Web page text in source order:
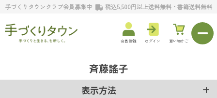
手づくりタウンクラブ会員募集中 税込5,500円以上送料無料・書籍送料無料
会員登録 ログイン 買い物かご
斉藤謠子
表示方法